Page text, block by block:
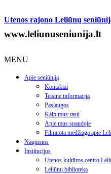
Utenos rajono Leliūnų
www.leliunuseniunija.lt
MENU
Apie seniūniją
Kontaktai
Teisinė informacija
Paslaugos
Kaip mus rasti
Apie mus spaudoje
Filmuota medžiaga apie
Naujienos
Institucijos
Utenos kultūros centro
Leliūnų biblioteka